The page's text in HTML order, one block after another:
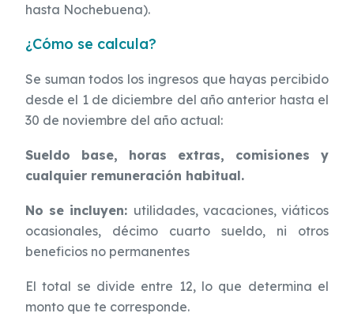
hasta Nochebuena).
¿Cómo se calcula?
Se suman todos los ingresos que hayas percibido
desde el 1 de diciembre del año anterior hasta el
30 de noviembre del año actual:
Sueldo base, horas extras, comisiones y
cualquier remuneración habitual.
No se incluyen: utilidades, vacaciones, viáticos
ocasionales, décimo cuarto sueldo, ni otros
beneficios no permanentes
El total se divide entre 12, lo que determina el
monto que te corresponde.